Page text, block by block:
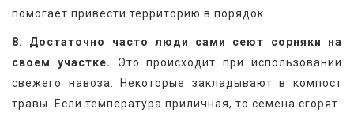
помогает привести территорию в порядок.
8. Достаточно часто люди сами сеют сорняки на
своем участке.
Это происходит при использовании
свежего навоза. Некоторые закладывают в компост
травы. Если температура приличная, то семена сгорят.